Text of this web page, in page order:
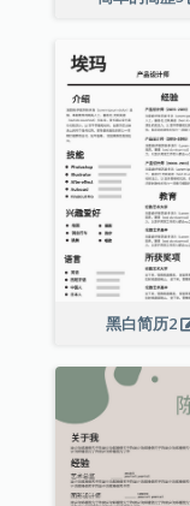
黑白简历2